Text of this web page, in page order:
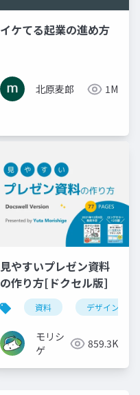
イケてる起業の進め方
北原麦郎 1M
見やすいプレゼン資料
の作り方[ドクセル版]
資料 デザイン
モリシ
ゲ
859.3K